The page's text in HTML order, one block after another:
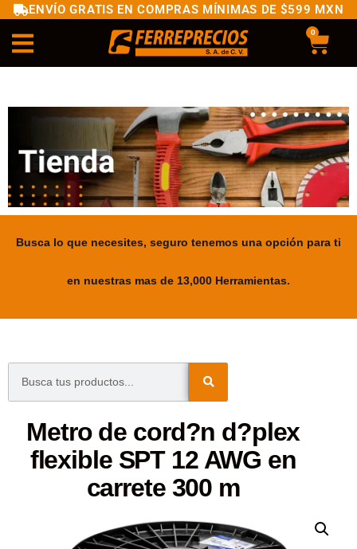
ENVÍO GRATIS EN COMPRAS MÍNIMAS DE $599 MXN
0
Busca lo que necesites, seguro tenemos una opción para ti
en nuestras mas de 13,000 Herramientas.
Metro de cord?n d?plex
flexible SPT 12 AWG en
carrete 300 m